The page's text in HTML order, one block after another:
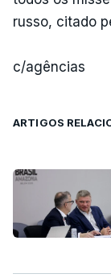
russo, citado
c/agências
ARTIGOS